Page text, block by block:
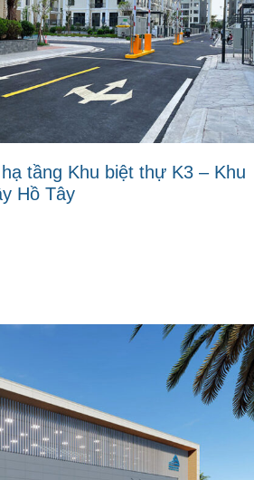
tầng Khu biệt thự K3 – Khu
Hồ Tây